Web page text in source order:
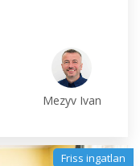
Mezyv Ivan
Friss ingatlan